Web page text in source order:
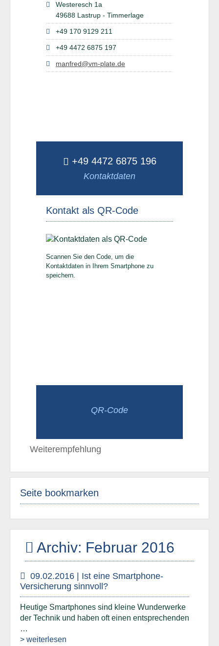
Westeresch 1a
49688 Lastrup - Timmerlage
+49 170 9129 211
+49 4472 6875 197
manfred@vm-plate.de
+49 4472 6875 196
Kontaktdaten
Kontakt als QR-Code
Scannen Sie den Code, um die
Kontaktdaten in Ihrem Smartphone zu
speichern.
QR-Code
Weiterempfehlung
Seite bookmarken
Archiv: Februar 2016
09.02.2016 | Ist eine Smartphone-
Versicherung sinnvoll?
Heutige Smartphones sind kleine Wunderwerke
der Technik und haben oft einen entsprechenden
…
> weiterlesen